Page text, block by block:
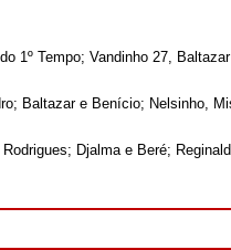
1º Tempo; Vandinho 27,
Baltazar e Benício; Nelsinho,
Djalma e Beré;